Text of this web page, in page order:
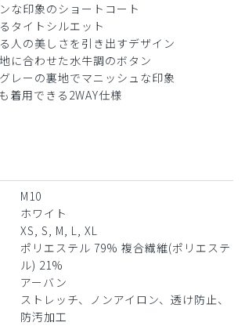
: 161-165cm 体重:51-55kg
問題なかったです。
​1 ​2
な印象のショートコート
タイトシルエット
人の美しさを引き出すデザイン
に合わせた水牛調のボタン
レーの裏地でマニッシュな印象
着用できる2WAY仕様
M10
ホワイト
XS, S, M, L, XL
ポリエステル 79% 複合繊維(ポリエステ
ル) 21%
アーバン
ストレッチ、ノンアイロン、透け防止、
防汚加工